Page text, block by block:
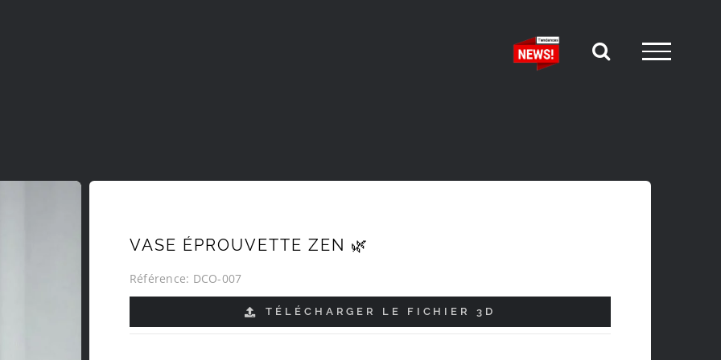
VASE ÉPROUVETTE ZEN 🌿
Référence: DCO-007
TÉLÉCHARGER LE FICHIER 3D